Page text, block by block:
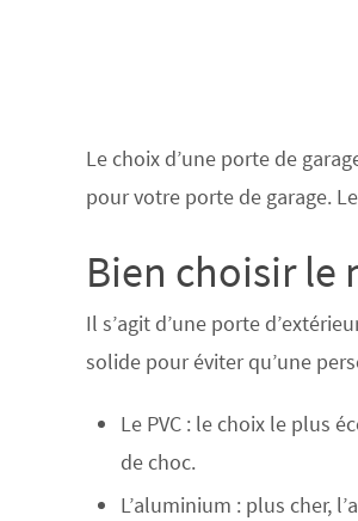
Le choix d’une porte de
pour votre porte de garage.
Bien choisir le
Il s’agit d’une porte
solide pour éviter qu’une
Le PVC : le choix le plus
de choc.
L’aluminium : plus cher,